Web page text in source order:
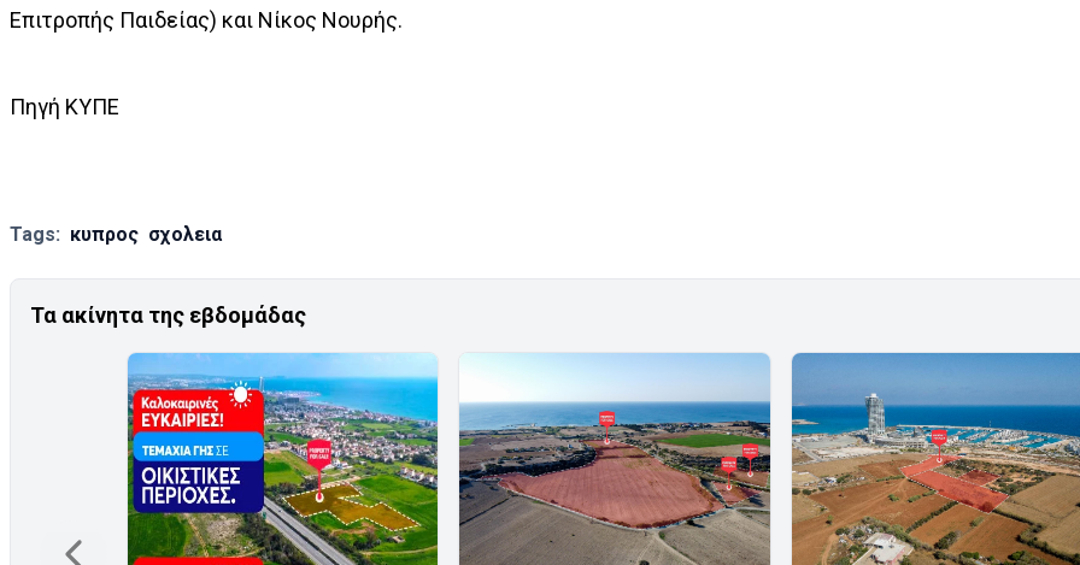
Επιτροπής Παιδείας) και Νίκος Νουρής.
Πηγή ΚΥΠΕ
Tags: κυπρος σχολεια
Τα ακίνητα της εβδομάδας